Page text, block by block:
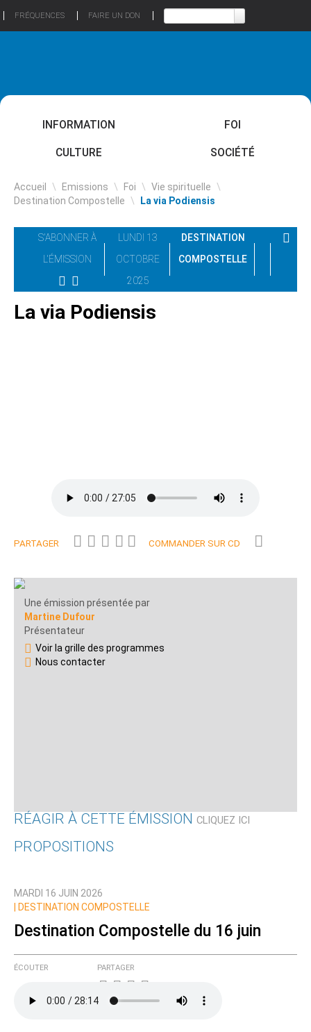
FRÉQUENCES FAIRE UN DON
INFORMATION FOI
CULTURE SOCIÉTÉ
Accueil \ Emissions \ Foi \ Vie spirituelle \
Destination Compostelle \ La via Podiensis
S'ABONNER À
L'ÉMISSION
LUNDI 13
OCTOBRE
2025
DESTINATION
COMPOSTELLE
La via Podiensis
PARTAGER COMMANDER SUR CD
Une émission présentée par
Martine Dufour
Présentateur
Voir la grille des programmes
Nous contacter
RÉAGIR À CETTE ÉMISSION CLIQUEZ ICI
Nom
Courriel (non publié)
PROPOSITIONS
MARDI 16 JUIN 2026
DESTINATION COMPOSTELLE
Destination Compostelle du 16 juin
ÉCOUTER PARTAGER